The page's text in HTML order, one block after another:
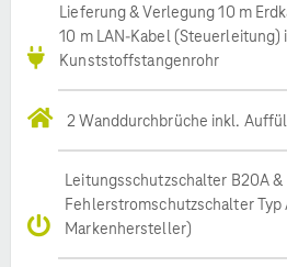
Lieferung & Verlegung 10 m
10 m LAN-Kabel (Steuerleitung)
Kunststoffstangenrohr
2 Wanddurchbrüche inkl.
Leitungsschutzschalter B20A &
Fehlerstromschutzschalter
Markenhersteller)